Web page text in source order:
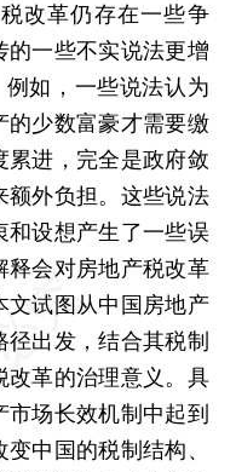
改革仍存在一些争
一些不实说法更增
例如，一些说法认为
的少数富豪才需要缴
进，完全是政府敛
额外负担。这些说法
和设想产生了一些误
释会对房地产税改革
文试图从中国房地产
出发，结合其税制
改革的治理意义。具
场长效机制中起到
中国的税制结构、